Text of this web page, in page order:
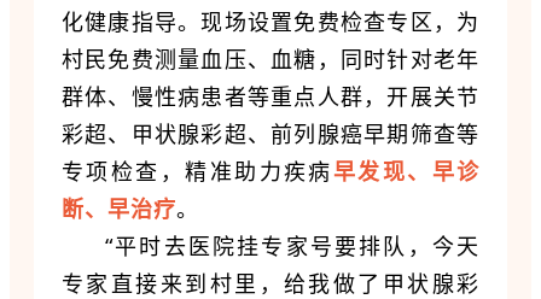
化健康指导。现场设置免费检查专区，为
村民免费测量血压、血糖，同时针对老年
群体、慢性病患者等重点人群，开展关节
彩超、甲状腺彩超、前列腺癌早期筛查等
专项检查，精准助力疾病早发现、早诊
断、早治疗。
“平时去医院挂专家号要排队，今天
专家直接来到村里，给我做了甲状腺彩